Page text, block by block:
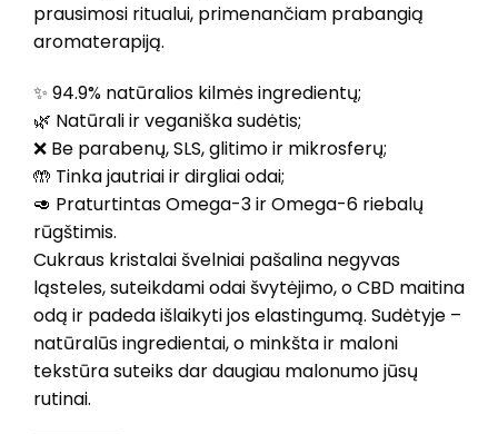
prausimosi ritualui, primenančiam prabangią
aromaterapiją.
✨ 94.9% natūralios kilmės ingredientų;
🌿 Natūrali ir veganiška sudėtis;
❌ Be parabenų, SLS, glitimo ir mikrosferų;
🤲 Tinka jautriai ir dirgliai odai;
🥑 Praturtintas Omega-3 ir Omega-6 riebalų
rūgštimis.
Cukraus kristalai švelniai pašalina negyvas
ląsteles, suteikdami odai švytėjimo, o CBD maitina
odą ir padeda išlaikyti jos elastingumą. Sudėtyje –
natūralūs ingredientai, o minkšta ir maloni
tekstūra suteiks dar daugiau malonumo jūsų
rutinai.